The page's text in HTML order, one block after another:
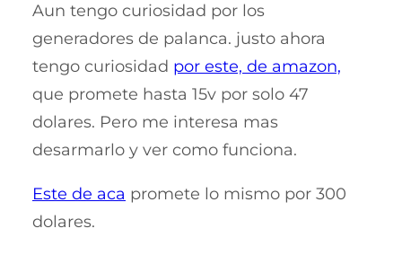
Aun tengo curiosidad por los
generadores de palanca. justo ahora
tengo curiosidad por este, de amazon,
que promete hasta 15v por solo 47
dolares. Pero me interesa mas
desarmarlo y ver como funciona.
Este de aca promete lo mismo por 300
dolares.